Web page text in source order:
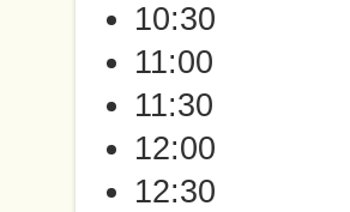
10:30
11:00
11:30
12:00
12:30